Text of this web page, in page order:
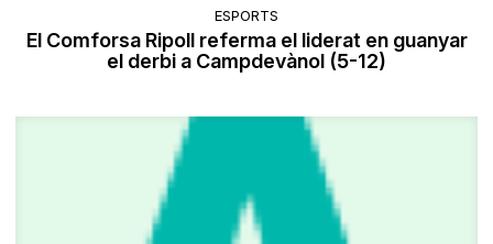
ESPORTS
El Comforsa Ripoll referma el liderat en guanyar
el derbi a Campdevànol (5-12)